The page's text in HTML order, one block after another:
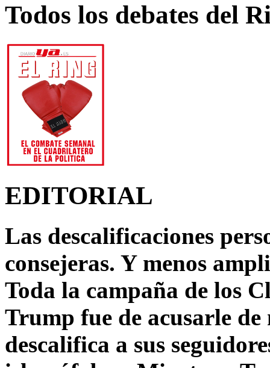
Todos los debates del
EDITORIAL
Las descalificaciones
consejeras. Y menos
Toda la campaña de los
Trump fue de acusarle
descalifica a sus